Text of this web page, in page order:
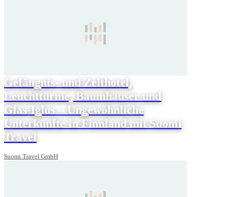
Gefängnis- und Zelthotel,
Leuchttürme, Baumhäuser und
Glas-Iglus – Ungewöhnliche
Unterkünfte in Finnland mit Suomi
Travel
Suomi Travel GmbH